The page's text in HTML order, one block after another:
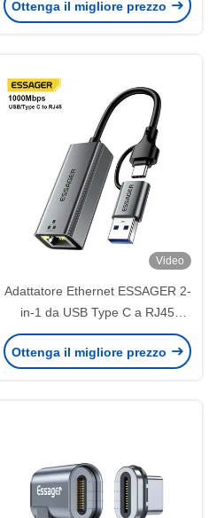
di tipo C
Ottenga il migliore prezzo
Video
Adattatore Ethernet ESSAGER 2-
in-1 da USB Type C a RJ45
1000Mbps
Ottenga il migliore prezzo